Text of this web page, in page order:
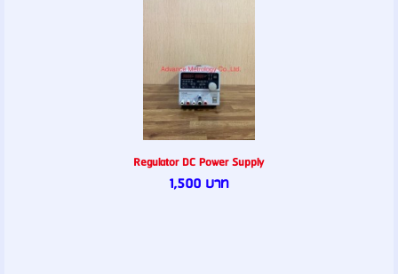
Regulator DC Power Supply
1,500 บาท